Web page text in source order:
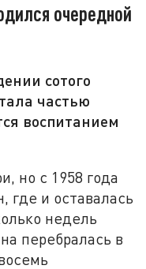
очередной
сотого
частью
воспитанием
но с 1958 года
где и оставалась
недель
перебралась в